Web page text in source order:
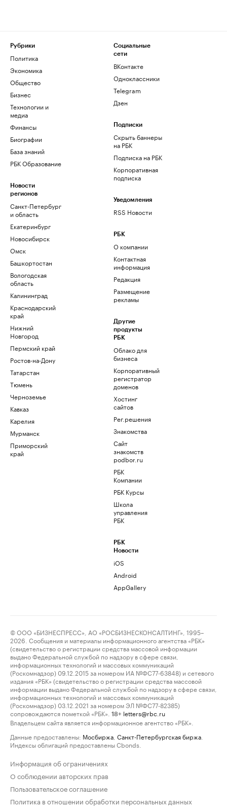
Рубрики
Политика
Экономика
Общество
Бизнес
Технологии и
медиа
Финансы
Биографии
База знаний
РБК Образование
Новости
регионов
Санкт-Петербург
и область
Екатеринбург
Новосибирск
Омск
Башкортостан
Вологодская
область
Калининград
Краснодарский
край
Нижний
Новгород
Пермский край
Ростов-на-Дону
Татарстан
Тюмень
Черноземье
Кавказ
Карелия
Мурманск
Приморский
край
Социальные
сети
ВКонтакте
Одноклассники
Telegram
Дзен
Подписки
Скрыть баннеры
на РБК
Подписка на РБК
Корпоративная
подписка
Уведомления
RSS Новости
РБК
О компании
Контактная
информация
Редакция
Размещение
рекламы
Другие
продукты
РБК
Облако для
бизнеса
Корпоративный
регистратор
доменов
Хостинг
сайтов
Рег.решения
Знакомства
Сайт
знакомств
podbor.ru
РБК
Компании
РБК Курсы
Школа
управления
РБК
РБК
Новости
iOS
Android
AppGallery
© ООО «БИЗНЕСПРЕСС», АО «РОСБИЗНЕСКОНСАЛТИНГ», 1995–
2026. Сообщения и материалы информационного агентства «РБК»
(свидетельство о регистрации средства массовой информации
выдано Федеральной службой по надзору в сфере связи,
информационных технологий и массовых коммуникаций
(Роскомнадзор) 09.12.2015 за номером ИА №ФС77-63848) и сетевого
издания «РБК» (свидетельство о регистрации средства массовой
информации выдано Федеральной службой по надзору в сфере связи,
информационных технологий и массовых коммуникаций
(Роскомнадзор) 03.12.2021 за номером ЭЛ №ФС77-82385)
сопровождаются пометкой «РБК».
18+ letters@rbc.ru
Владельцем сайта является информационное агентство «РБК».
Данные предоставлены: Мосбиржа Санкт-Петербургская биржа
Индексы облигаций предоставлены Cbonds.
Информация об ограничениях
О соблюдении авторских прав
Пользовательское соглашение
Политика в отношении обработки персональных данных